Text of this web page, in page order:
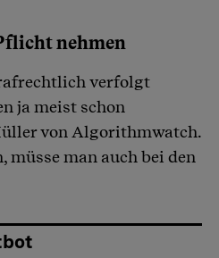
nehmen
verfolgt
ja meist schon
von Algorithmwatch.
müsse man auch bei den